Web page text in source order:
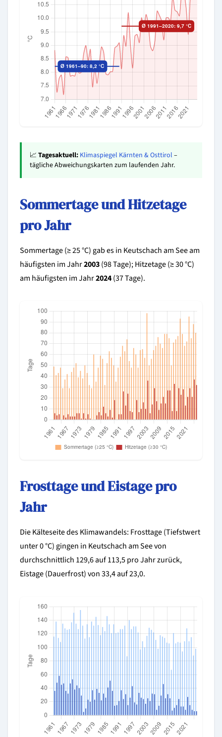
📈 Tagesaktuell: Klimaspiegel Kärnten & Osttirol –
tägliche Abweichungskarten zum laufenden Jahr.
Sommertage und Hitzetage
pro Jahr
Sommertage (≥ 25 °C) gab es in Keutschach am See am
häufigsten im Jahr2003(98 Tage); Hitzetage (≥ 30 °C)
am häufigsten im Jahr2024(37 Tage).
Frosttage und Eistage pro
Jahr
Die Kälteseite des Klimawandels: Frosttage (Tiefstwert
unter 0 °C) gingen in Keutschach am See von
durchschnittlich 129,6 auf 113,5 pro Jahr zurück,
Eistage (Dauerfrost) von 33,4 auf 23,0.